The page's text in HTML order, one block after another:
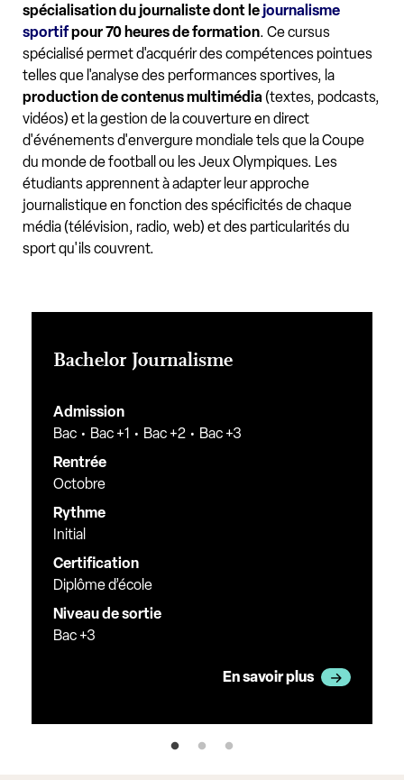
spécialisation du journaliste dont le journalisme
sportifpour 70 heures de formation. Ce cursus
spécialisé permet d'acquérir des compétences pointues
telles que l'analyse des performances sportives, la
production de contenus multimédia (textes, podcasts,
vidéos) et la gestion de la couverture en direct
d'événements d'envergure mondiale tels que la Coupe
du monde de football ou les Jeux Olympiques. Les
étudiants apprennent à adapter leur approche
journalistique en fonction des spécificités de chaque
média (télévision, radio, web) et des particularités du
sport qu'ils couvrent.
Bachelor Journalisme
Admission
Bac
Bac +1 Bac +2
Bac +3
Rentrée
Octobre
Rythme
Initial
Certification
Diplôme d’école
Niveau de sortie
Bac +3
En savoir plus